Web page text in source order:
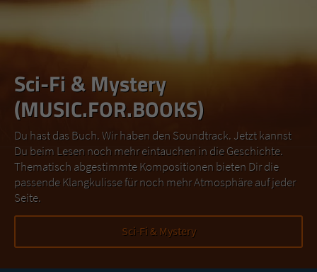
Sci-Fi & Mystery
(MUSIC.FOR.BOOKS)
Du hast das Buch. Wir haben den Soundtrack. Jetzt kannst
Du beim Lesen noch mehr eintauchen in die Geschichte.
Thematisch abgestimmte Kompositionen bieten Dir die
passende Klangkulisse für noch mehr Atmosphäre auf jeder
Seite.
Sci-Fi & Mystery